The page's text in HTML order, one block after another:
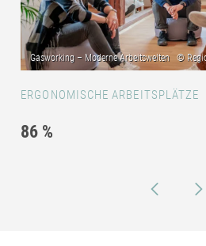
ERGONOMISCHE ARBEITSPLÄTZE
86 %